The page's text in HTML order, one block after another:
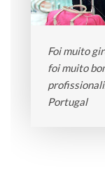
Foi muito
foi muito
Portugal